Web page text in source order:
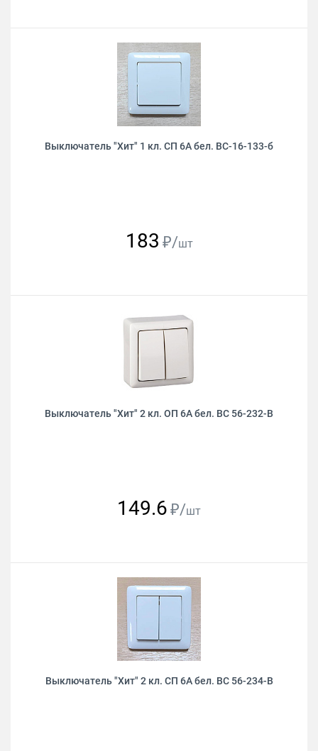
Выключатель "Хит" 1 кл. СП 6А бел. ВС-16-133-б
183 ₽/шт
Выключатель "Хит" 2 кл. ОП 6А бел. ВС 56-232-В
149.6 ₽/шт
Выключатель "Хит" 2 кл. СП 6А бел. ВС 56-234-В